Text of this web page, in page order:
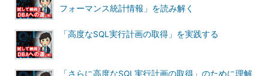
フォーマンス統計情報」を読み解く
「高度なSQL実行計画の取得」を実践する
「さらに高度なSQL実行計画の取得」のために理解